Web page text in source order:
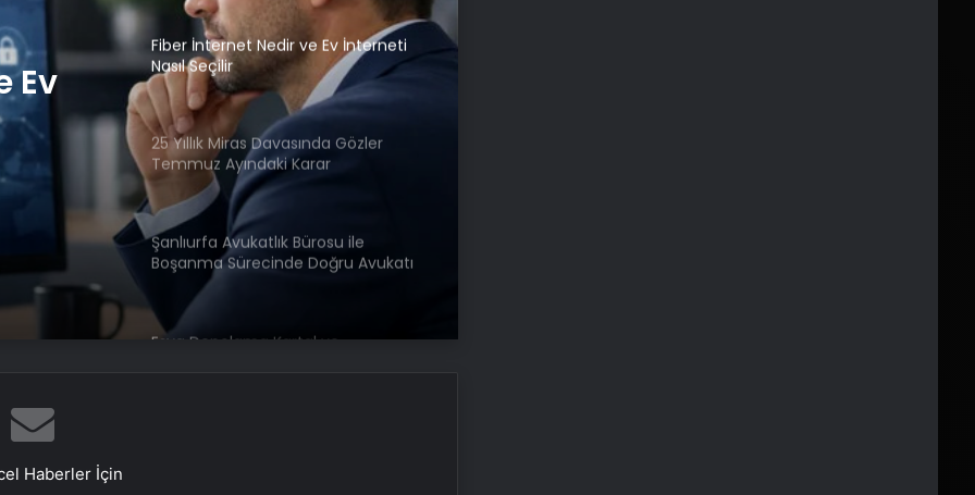
Ev
Fiber İnternet Nedir ve Ev İnterneti
Nasıl Seçilir
25 Yıllık Miras Davasında Gözler
Temmuz Ayındaki Karar
Duruşmasına Çevrildi
Şanlıurfa Avukatlık Bürosu ile
Boşanma Sürecinde Doğru Avukatı
Eşya Depolama Kartal ve
Haberler İçin